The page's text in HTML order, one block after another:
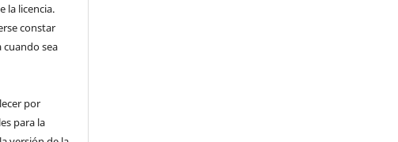
la licencia.
constar
sea
por
para la